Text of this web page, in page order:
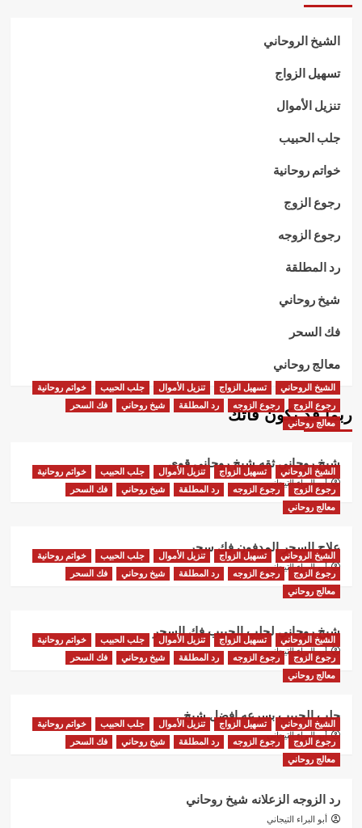
الشيخ الروحاني
تسهيل الزواج
تنزيل الأموال
جلب الحبيب
خواتم روحانية
رجوع الزوج
رجوع الزوجه
رد المطلقة
شيخ روحاني
فك السحر
معالج روحاني
ربما قد يكون فاتك
الشيخ الروحاني تسهيل الزواج تنزيل الأموال جلب الحبيب
خواتم روحانية
رجوع الزوج
رجوع الزوجه رد المطلقة شيخ روحاني
فك السحر
معالج روحاني
شيخ روحاني ثقه شيخ روحاني قوي
أبو البراء التيجاني
الشيخ الروحاني تسهيل الزواج تنزيل الأموال جلب الحبيب
خواتم روحانية
رجوع الزوج
رجوع الزوجه رد المطلقة شيخ روحاني
فك السحر
معالج روحاني
علاج السحر المدفون فك سحر
أبو البراء التيجاني
الشيخ الروحاني تسهيل الزواج تنزيل الأموال جلب الحبيب
خواتم روحانية
رجوع الزوج
رجوع الزوجه رد المطلقة شيخ روحاني
فك السحر
معالج روحاني
شيخ روحاني لجلب الحبيب فك السحر
أبو البراء التيجاني
الشيخ الروحاني تسهيل الزواج تنزيل الأموال جلب الحبيب
خواتم روحانية
رجوع الزوج
رجوع الزوجه رد المطلقة شيخ روحاني
فك السحر
معالج روحاني
جلب الحبيب بسرعه افضل شيخ
أبو البراء التيجاني
الشيخ الروحاني تسهيل الزواج تنزيل الأموال جلب الحبيب
خواتم روحانية
رجوع الزوج
رجوع الزوجه رد المطلقة شيخ روحاني
فك السحر
معالج روحاني
رد الزوجه الزعلانه شيخ روحاني
أبو البراء التيجاني